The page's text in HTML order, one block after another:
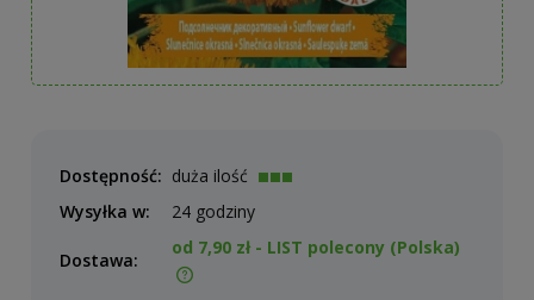
Dostępność: duża ilość
Wysyłka w:
24 godziny
Dostawa:
od 7,90 zł - LIST polecony (Polska)